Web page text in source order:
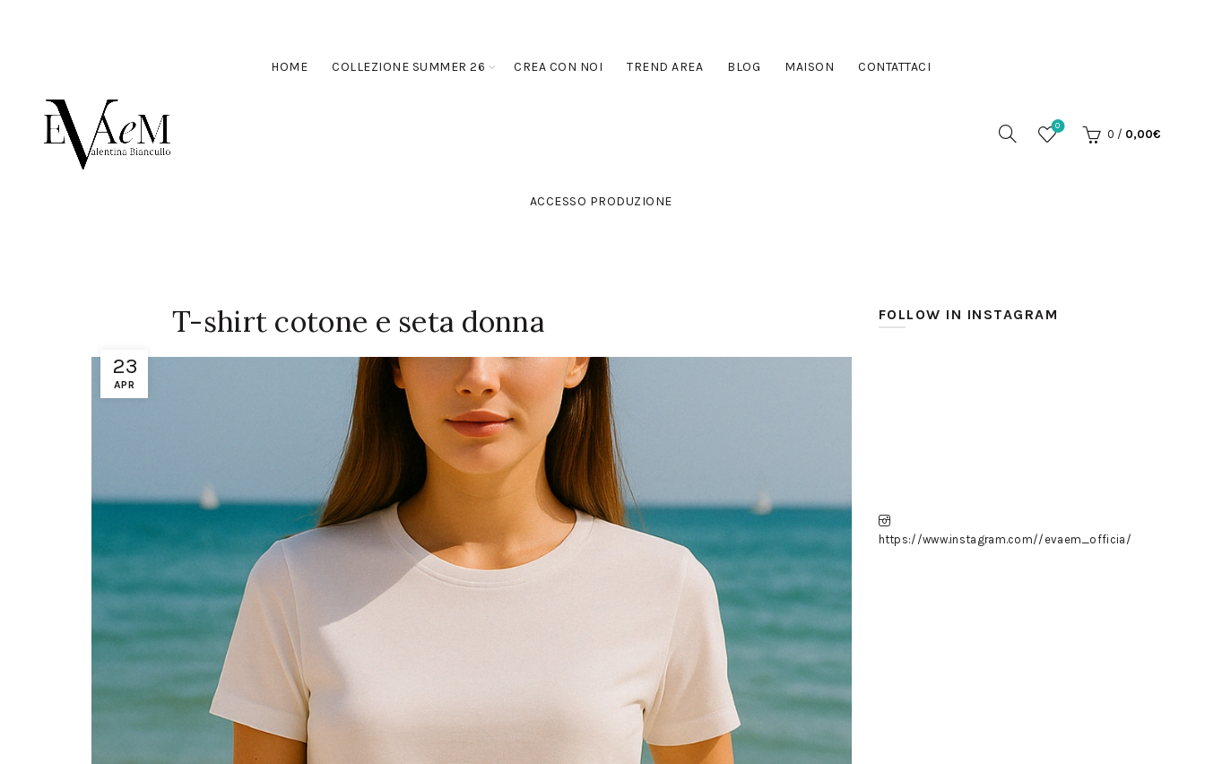
HOME COLLEZIONE SUMMER 26 CREA CON NOI TREND AREA BLOG MAISON CONTATTACI
ACCESSO PRODUZIONE
0
0 / 0,00€
23
APR
T-shirt cotone e seta donna FOLLOW IN INSTAGRAM
https://www.instagram.com//evaem_officia/